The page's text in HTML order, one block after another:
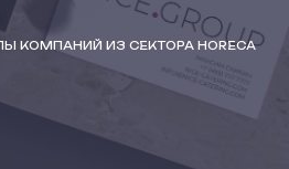
КОМПАНИЙ ИЗ СЕКТОРА HORECA